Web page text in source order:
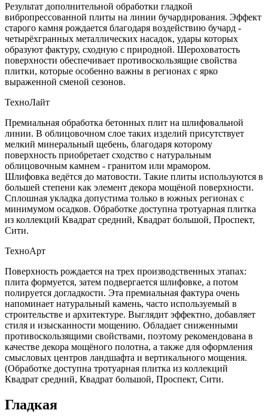
Результат дополнительной обработки гладкой
вибропрессованной плиты на линии бучардирования. Эффект
старого камня рождается благодаря воздействию бучард -
четырёхгранных металлических насадок, удары которых
образуют фактуру, сходную с природной. Шероховатость
поверхности обеспечивает противоскользящие свойства
плитки, которые особенно важны в регионах с ярко
выраженной сменой сезонов.
ТехноЛайт
Премиальная обработка бетонных плит на шлифовальной
линии. В облицовочном слое таких изделий присутствует
мелкий минеральный щебень, благодаря которому
поверхность приобретает сходство с натуральным
облицовочным камнем - гранитом или мрамором.
Шлифовка ведётся до матовости. Такие плиты используются в
большей степени как элемент декора мощёной поверхности.
Сплошная укладка допустима только в южных регионах с
минимумом осадков. Обработке доступна тротуарная плитка
из коллекций Квадрат средний, Квадрат большой, Проспект,
Сити.
ТехноАрт
Поверхность рождается на трех производственных этапах:
плита формуется, затем подвергается шлифовке, а потом
полируется догладкости. Эта премиальная фактура очень
напоминает натуральный камень, часто используемый в
строительстве и архитектуре. Выглядит эффектно, добавляет
стиля и изысканности мощению. Обладает сниженными
противоскользящими свойствами, поэтому рекомендована в
качестве декора мощёного полотна, а также для оформления
смысловых центров ландшафта и вертикального мощения.
(Обработке доступна тротуарная плитка из коллекций
Квадрат средний, Квадрат большой, Проспект, Сити.
Гладкая